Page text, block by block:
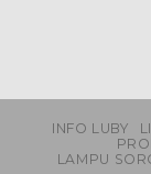
INFO LUBY
LAMPU